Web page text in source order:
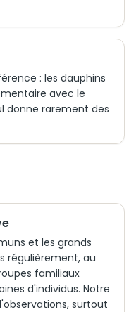
: les dauphins
avec le
donne rarement des
et les grands
régulièrement, au
familiaux
d'individus. Notre
surtout